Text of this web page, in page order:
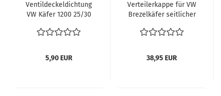
Ventildeckeldichtung
VW Käfer 1200 25/30
Elring 2x Stück
Typ1 Motor
5,90 EUR
Verteilerkappe für VW
Brezelkäfer seitlicher
Brezel Käfer Zündung
38,95 EUR